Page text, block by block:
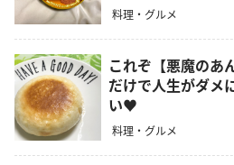
料理・グルメ
これぞ【悪魔のあ
だけで人生がダメ
い♥
料理・グルメ